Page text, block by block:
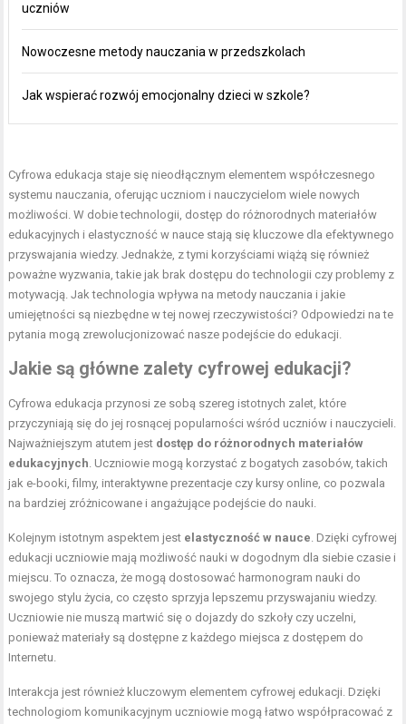
uczniów
Nowoczesne metody nauczania w przedszkolach
Jak wspierać rozwój emocjonalny dzieci w szkole?
Cyfrowa edukacja staje się nieodłącznym elementem współczesnego
systemu nauczania, oferując uczniom i nauczycielom wiele nowych
możliwości. W dobie technologii, dostęp do różnorodnych materiałów
edukacyjnych i elastyczność w nauce stają się kluczowe dla efektywnego
przyswajania wiedzy. Jednakże, z tymi korzyściami wiążą się również
poważne wyzwania, takie jak brak dostępu do technologii czy problemy z
motywacją. Jak technologia wpływa na metody nauczania i jakie
umiejętności są niezbędne w tej nowej rzeczywistości? Odpowiedzi na te
pytania mogą zrewolucjonizować nasze podejście do edukacji.
Jakie są główne zalety cyfrowej edukacji?
Cyfrowa edukacja przynosi ze sobą szereg istotnych zalet, które
przyczyniają się do jej rosnącej popularności wśród uczniów i nauczycieli.
Najważniejszym atutem jest dostęp do różnorodnych materiałów
edukacyjnych. Uczniowie mogą korzystać z bogatych zasobów, takich
jak e-booki, filmy, interaktywne prezentacje czy kursy online, co pozwala
na bardziej zróżnicowane i angażujące podejście do nauki.
Kolejnym istotnym aspektem jest elastyczność w nauce. Dzięki cyfrowej
edukacji uczniowie mają możliwość nauki w dogodnym dla siebie czasie i
miejscu. To oznacza, że mogą dostosować harmonogram nauki do
swojego stylu życia, co często sprzyja lepszemu przyswajaniu wiedzy.
Uczniowie nie muszą martwić się o dojazdy do szkoły czy uczelni,
ponieważ materiały są dostępne z każdego miejsca z dostępem do
Internetu.
Interakcja jest również kluczowym elementem cyfrowej edukacji. Dzięki
technologiom komunikacyjnym uczniowie mogą łatwo współpracować z